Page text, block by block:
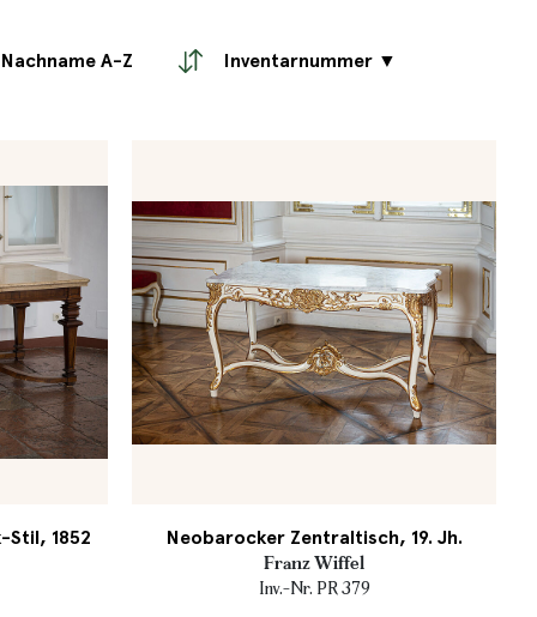
Nachname A-Z Inventarnummer ▼
Stil, 1852 Neobarocker Zentraltisch, 19. Jh.
Franz Wiffel
Inv.-Nr. PR 379